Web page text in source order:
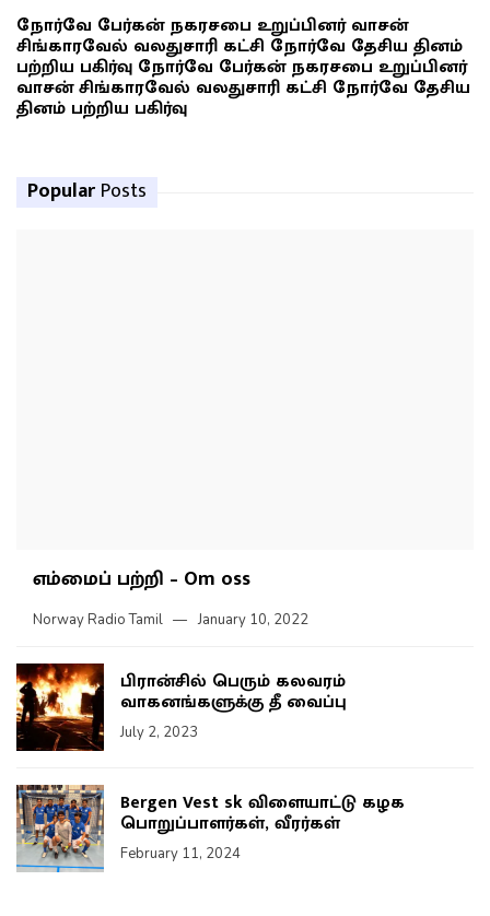
நோர்வே பேர்கன் நகரசபை உறுப்பினர் வாசன்
சிங்காரவேல் வலதுசாரி கட்சி நோர்வே தேசிய தினம்
பற்றிய பகிர்வு நோர்வே பேர்கன் நகரசபை உறுப்பினர்
வாசன் சிங்காரவேல் வலதுசாரி கட்சி நோர்வே தேசிய
தினம் பற்றிய பகிர்வு
Popular Posts
எம்மைப் பற்றி – Om oss
Norway Radio Tamil January 10, 2022
பிரான்சில் பெரும் கலவரம்
வாகனங்களுக்கு தீ வைப்பு
July 2, 2023
Bergen Vest sk விளையாட்டு கழக
பொறுப்பாளர்கள், வீரர்கள்
February 11, 2024